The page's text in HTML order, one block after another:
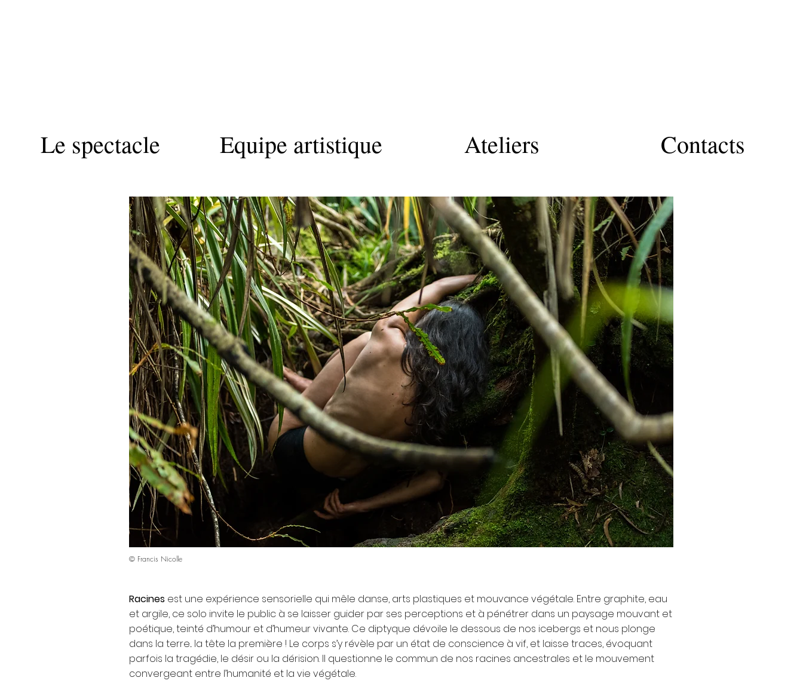
Le spectacle Equipe artistique Ateliers Contacts
© Francis Nicolle
Racines est une expérience sensorielle qui mêle danse, arts plastiques et mouvance végétale. Entre graphite, eau
et argile, ce solo invite le public à se laisser guider par ses perceptions et à pénétrer dans un paysage mouvant et
poétique, teinté d’humour et d’humeur vivante. Ce diptyque dévoile le dessous de nos icebergs et nous plonge
dans la terre... la tête la première ! Le corps s’y révèle par un état de conscience à vif, et laisse traces, évoquant
parfois la tragédie, le désir ou la dérision. Il questionne le commun de nos racines ancestrales et le mouvement
convergeant entre l’humanité et la vie végétale.